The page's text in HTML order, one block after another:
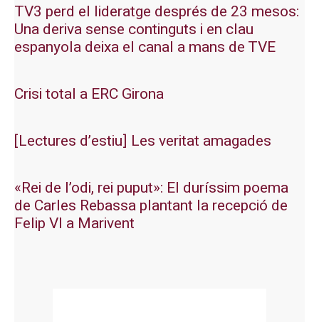
TV3 perd el lideratge després de 23 mesos:
Una deriva sense continguts i en clau
espanyola deixa el canal a mans de TVE
Crisi total a ERC Girona
[Lectures d’estiu] Les veritat amagades
«Rei de l’odi, rei puput»: El duríssim poema
de Carles Rebassa plantant la recepció de
Felip VI a Marivent